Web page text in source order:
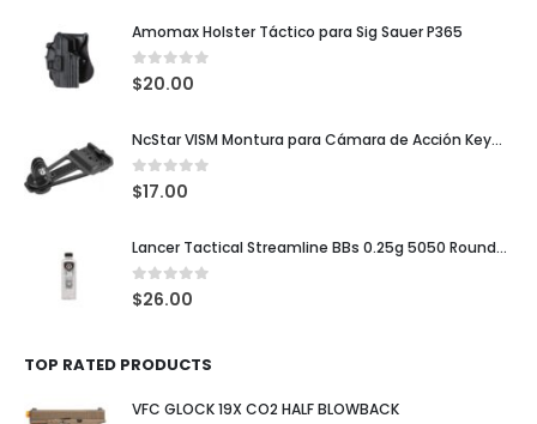
Amomax Holster Táctico para Sig Sauer P365
0out of 5
$20.00
NcStar VISM Montura para Cámara de Acción KeyMod / M-LOK / Picatinny
0out of 5
$17.00
Lancer Tactical Streamline BBs 0.25g 5050 Rounds Blancas
0out of 5
$26.00
TOP RATED PRODUCTS
VFC GLOCK 19X CO2 HALF BLOWBACK